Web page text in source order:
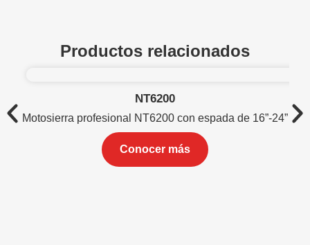
Productos relacionados
NT6200
Motosierra profesional NT6200 con espada de 16”-24”
Conocer más